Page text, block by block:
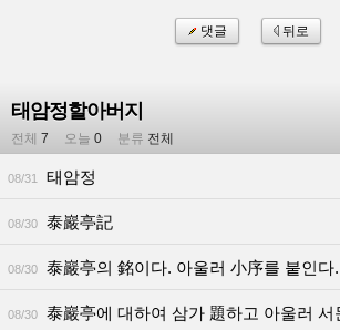
댓글 뒤로
태암정할아버지
전체 7 오늘 0 분류 전체
08/31 태암정
08/30 泰巖亭記
08/30 泰巖亭의 銘이다. 아울러 小序를 붙인다.
08/30 泰巖亭에 대하여 삼가 題하고 아울러 서